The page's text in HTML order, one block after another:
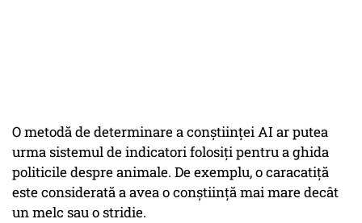
O metodă de determinare a conștiinței AI ar putea
urma sistemul de indicatori folosiți pentru a ghida
politicile despre animale. De exemplu, o caracatiță
este considerată a avea o conștiință mai mare decât
un melc sau o stridie.